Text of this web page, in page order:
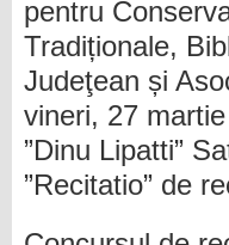
pentru
Tradiționale,
Judeţean și
vineri, 27
”Dinu Lipatti”
”Recitatio” de